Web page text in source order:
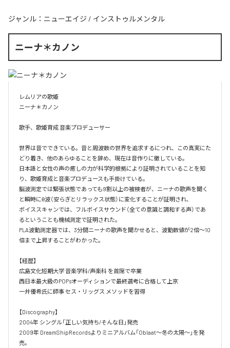
ジャンル： ニューエイジ / インストゥルメンタル
ニーナ＊カノン
レムリアの歌姫
ニーナ＊カノン
歌手、歌姫育成 音楽プロデューサー
世界は音でできている。音と周波数の世界を追求するにつれ、この真実にた
どり着き、他のあらゆることを辞め、現在は音作りに徹している。
日本語と女性の声の癒しの力が科学的根拠により証明されていることを知
り、歌姫育成と音楽プロデュースも手掛けている。
脳波測定では緊張状態であっても9割以上の被検者が、ニーナの歌声を聞く
と瞬時にθ波（安らぎとリラックス状態）に変化することが証明され、
ボイススキャンでは、フルボイスサウンド（全ての意識と調和する声）であ
るということも機械測定で証明された。
PLA波動測定器では、3分間ニーナの歌声を聞かせると、波動数値が2倍～10
倍まで上昇することがわかった。
【経歴】
広島文化短期大学 音楽学科/声楽科 を首席で卒業
西日本最大級のPOPsオーディションで最終選考に合格して上京
一井優希氏に師事 セス・リッグス メソッドを習得
【Discography】
2004年 シングル「正しい気持ち/そんな日」発売
2009年 DreamShipRecordsよりミニアルバム「Oblaat～冬の太陽～」を発
売。